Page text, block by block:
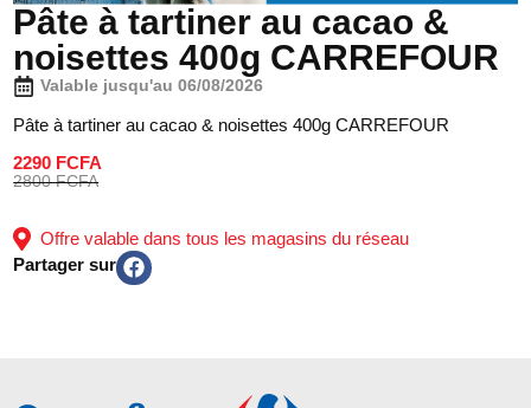
Pâte à tartiner au cacao &
noisettes 400g CARREFOUR
Valable jusqu'au 06/08/2026
Pâte à tartiner au cacao & noisettes 400g CARREFOUR
2290 FCFA
2800 FCFA
Offre valable dans tous les magasins du réseau
Partager sur